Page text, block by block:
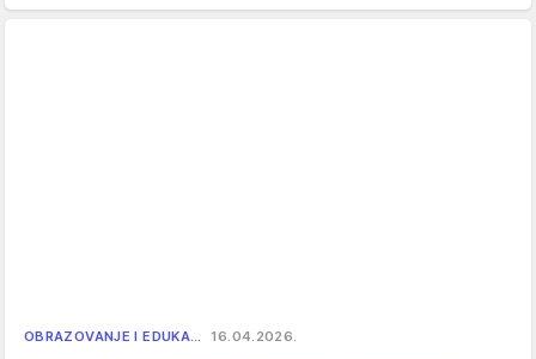
OBRAZOVANJE I EDUKA… 16.04.2026.